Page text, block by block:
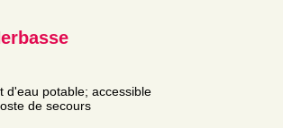
d'eau potable; accessible
de secours